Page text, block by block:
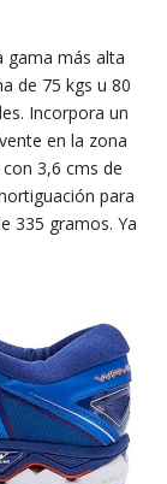
gama más alta
de 75 kgs u 80
Incorpora un
en la zona
3,6 cms de
para
335 gramos. Ya